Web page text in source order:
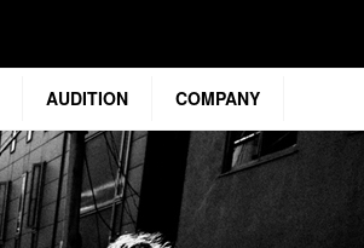
AUDITION COMPANY